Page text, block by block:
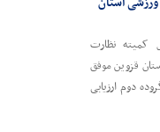
کمیته نظارت
قزوین موفق
دوم ارزیابی